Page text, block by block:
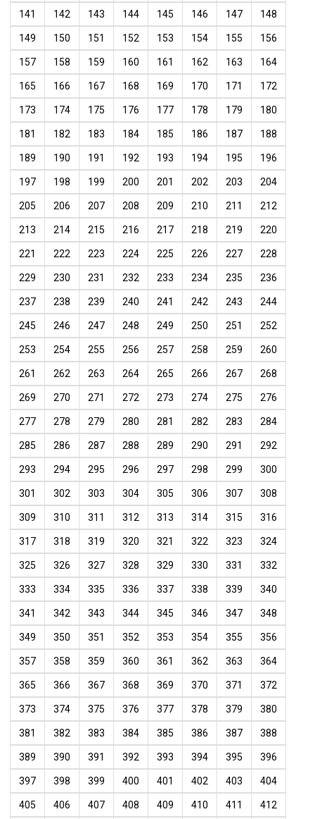
141 142 143 144 145 146 147 148
149 150 151 152 153 154 155 156
157 158 159 160 161 162 163 164
165 166 167 168 169 170 171 172
173 174 175 176 177 178 179 180
181 182 183 184 185 186 187 188
189 190 191 192 193 194 195 196
197 198 199 200 201 202 203 204
205 206 207 208 209 210 211 212
213 214 215 216 217 218 219 220
221 222 223 224 225 226 227 228
229 230 231 232 233 234 235 236
237 238 239 240 241 242 243 244
245 246 247 248 249 250 251 252
253 254 255 256 257 258 259 260
261 262 263 264 265 266 267 268
269 270 271 272 273 274 275 276
277 278 279 280 281 282 283 284
285 286 287 288 289 290 291 292
293 294 295 296 297 298 299 300
301 302 303 304 305 306 307 308
309 310 311 312 313 314 315 316
317 318 319 320 321 322 323 324
325 326 327 328 329 330 331 332
333 334 335 336 337 338 339 340
341 342 343 344 345 346 347 348
349 350 351 352 353 354 355 356
357 358 359 360 361 362 363 364
365 366 367 368 369 370 371 372
373 374 375 376 377 378 379 380
381 382 383 384 385 386 387 388
389 390 391 392 393 394 395 396
397 398 399 400 401 402 403 404
405 406 407 408 409 410 411 412